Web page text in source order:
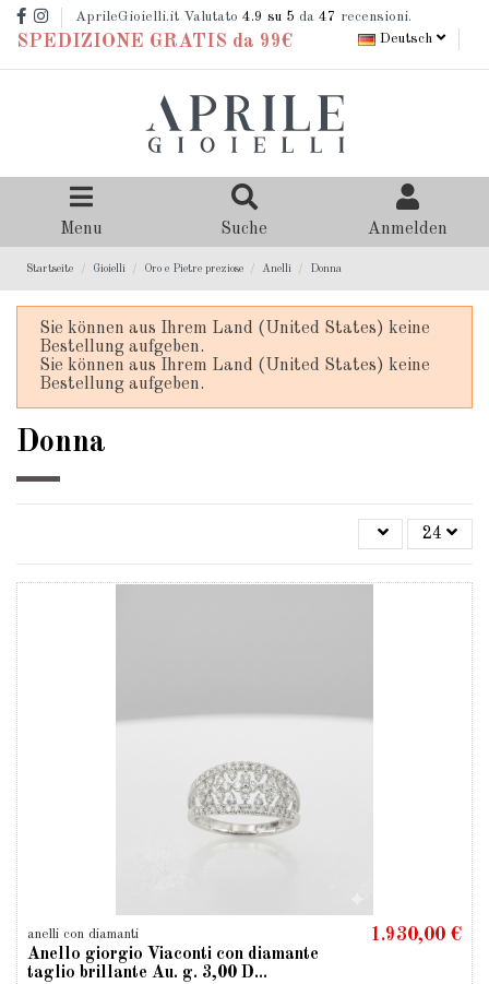
AprileGioielli.it Valutato 4.9 su 5 da 47 recensioni.
SPEDIZIONE GRATIS da 99€ Deutsch
Menu Suche Anmelden
Startseite Gioielli Oro e Pietre preziose Anelli Donna
Sie können aus Ihrem Land (United States) keine
Bestellung aufgeben.
Sie können aus Ihrem Land (United States) keine
Bestellung aufgeben.
Donna
24
anelli con diamanti
Anello giorgio Viaconti con diamante
taglio brillante Au. g. 3,00 D...
1.930,00 €